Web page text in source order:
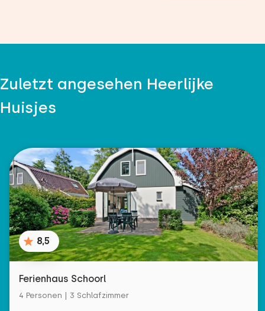
Zuletzt angesehen Heerlijke
Huisjes
8,5
Ferienhaus Schoorl
4 Personen | 3 Schlafzimmer